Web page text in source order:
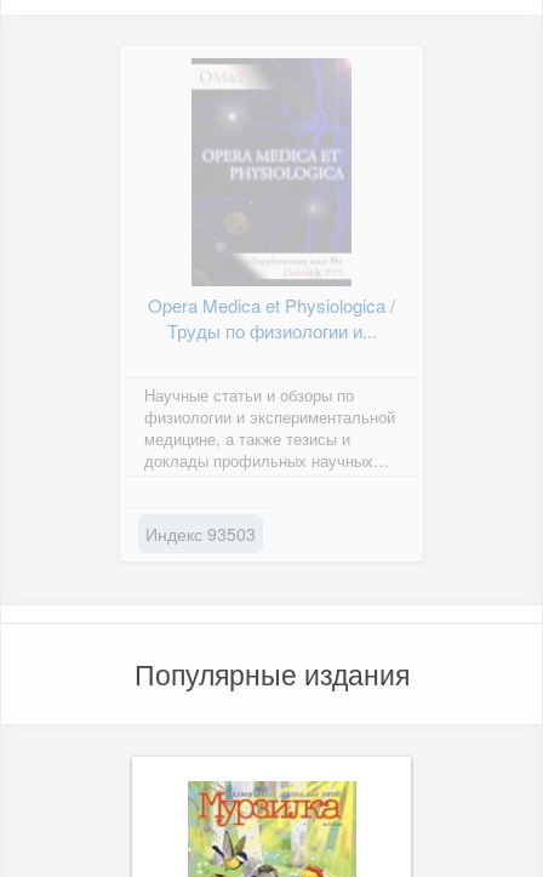
Opera Medica et Physiologica /
Труды по физиологии и...
Научные статьи и обзоры по
физиологии и экспериментальной
медицине, а также тезисы и
доклады профильных научных
Индекс 93503
Популярные издания